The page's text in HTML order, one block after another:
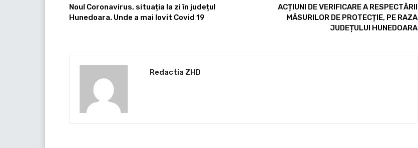
Noul Coronavirus, situația la zi în județul
Hunedoara. Unde a mai lovit Covid 19
ACȚIUNI DE VERIFICARE A RESPECTĂRII
MĂSURILOR DE PROTECȚIE, PE RAZA
JUDEȚULUI HUNEDOARA
Redactia ZHD